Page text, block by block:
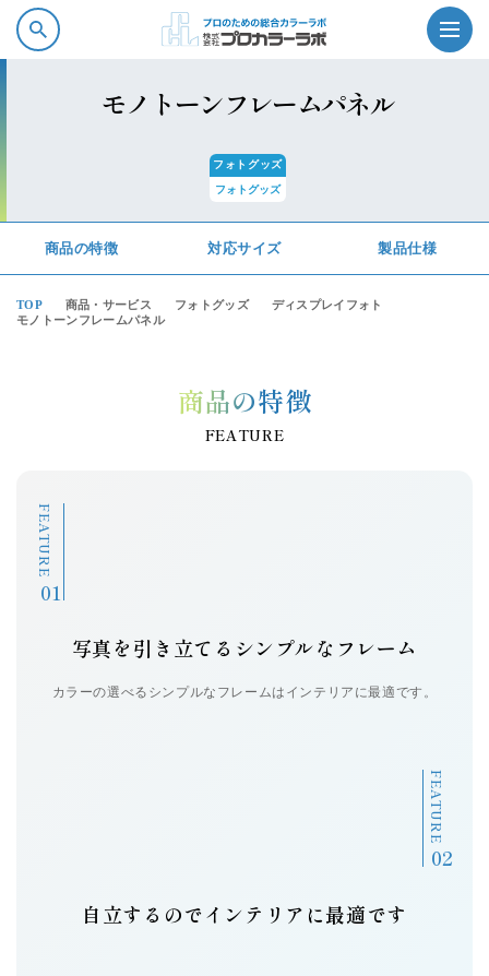
商品情報
新着情報
モノトーンフレームパネル
フォトグッズ
フォトグッズ
商品の特徴 対応サイズ 製品仕様
TOP 商品・サービス フォトグッズ
ディスプレイフォト
モノトーンフレームパネル
商品の特徴
FEATURE
FEATURE
写真を引き立てるシンプルなフレーム
カラーの選べるシンプルなフレームはインテリアに最適です。
FEATURE
自立するのでインテリアに最適です